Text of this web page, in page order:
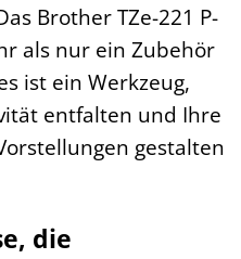
Brother TZe-221 P-
als nur ein Zubehör
ist ein Werkzeug,
entfalten und Ihre
gestalten
die